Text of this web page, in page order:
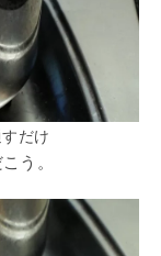
だけ
う。